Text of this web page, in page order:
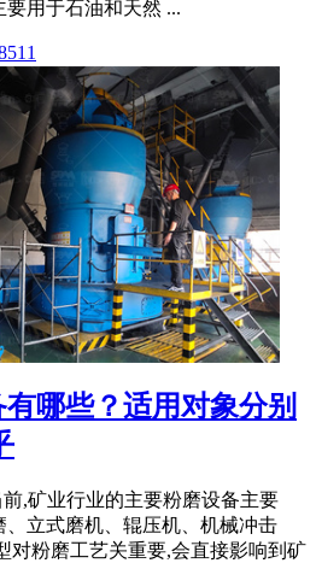
用于石油和天然 ...
哪些？适用对象分别
,矿业行业的主要粉磨设备主要
、立式磨机、辊压机、机械冲击
对粉磨工艺关重要,会直接影响到矿